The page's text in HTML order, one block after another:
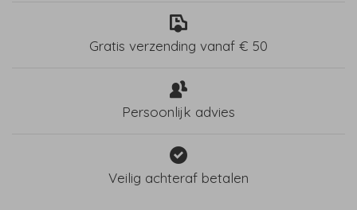
Gratis verzending vanaf € 50
Persoonlijk advies
Veilig achteraf betalen